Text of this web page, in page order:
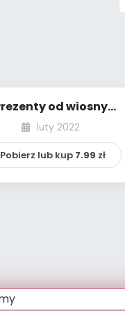
od wiosny
- dzieci młodsze -
numer 3]
luty 2022
Pobierz lub kup 7.99 zł